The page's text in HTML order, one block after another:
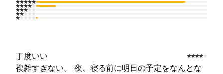
丁度いい
複雑すぎない。 夜、寝る前に明日の予定をなんとな